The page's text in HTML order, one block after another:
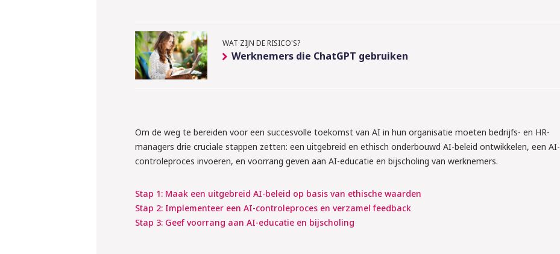
WAT ZIJN DE RISICO'S?
Werknemers die ChatGPT gebruiken
Om de weg te bereiden voor een succesvolle toekomst van AI in hun organisatie moeten bedrijfs- en HR-
managers drie cruciale stappen zetten: een uitgebreid en ethisch onderbouwd AI-beleid ontwikkelen, een AI-
controleproces invoeren, en voorrang geven aan AI-educatie en bijscholing van werknemers.
Stap 1: Maak een uitgebreid AI-beleid op basis van ethische waarden
Stap 2: Implementeer een AI-controleproces en verzamel feedback
Stap 3: Geef voorrang aan AI-educatie en bijscholing